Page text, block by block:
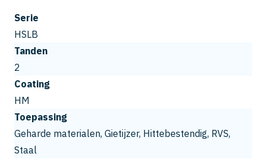
Serie
HSLB
Tanden
2
Coating
HM
Toepassing
Geharde materialen, Gietijzer, Hittebestendig, RVS,
Staal